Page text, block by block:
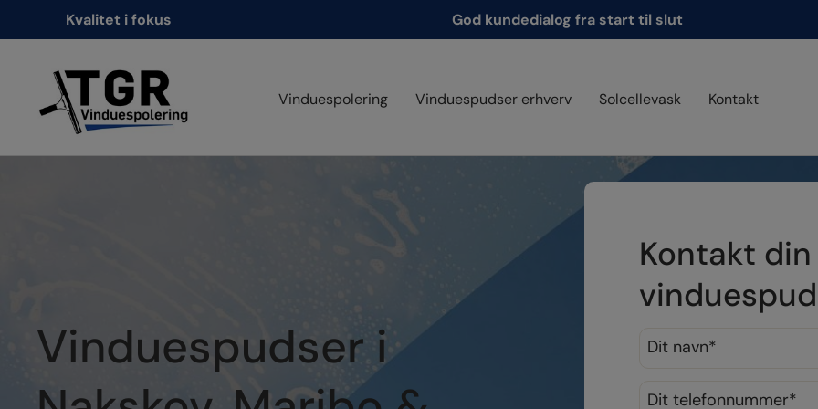
til
Kvalitet i fokus God kundedialog fra start til slut
Vinduespolering Vinduespudser erhverv Solcellevask Kontakt
Vinduespudser i
Kontakt din
Navn
Telefon